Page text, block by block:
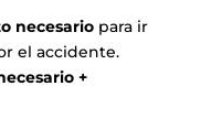
necesariopara ir
el accidente.
+